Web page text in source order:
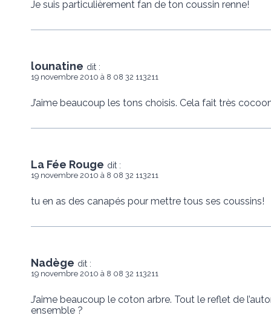
Je suis particulièrement fan de ton coussin renne!
lounatine dit :
19 novembre 2010 à 8 08 32 113211
J’aime beaucoup les tons choisis. Cela fait très
La Fée Rouge dit :
19 novembre 2010 à 8 08 32 113211
tu en as des canapés pour mettre tous ses coussins!
Nadège dit :
19 novembre 2010 à 8 08 32 113211
J’aime beaucoup le coton arbre. Tout le reflet de
ensemble ?